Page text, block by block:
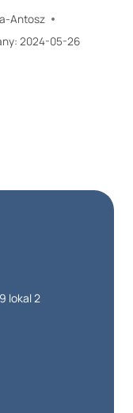
Antosz
2024-05-26
lokal 2